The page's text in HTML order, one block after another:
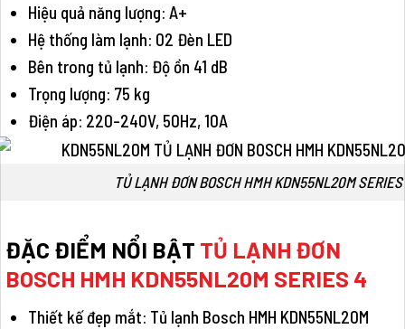
Hiệu quả năng lượng: A+
Hệ thống làm lạnh: 02 Đèn LED
Bên trong tủ lạnh: Độ ồn 41 dB
Trọng lượng: 75 kg
Điện áp: 220-240V, 50Hz, 10A
TỦ LẠNH ĐƠN BOSCH HMH KDN55NL20M
ĐẶC ĐIỂM NỔI BẬT TỦ LẠNH ĐƠN
BOSCH HMH KDN55NL20M SERIES 4
Thiết kế đẹp mắt: Tủ lạnh Bosch HMH KDN55NL20M